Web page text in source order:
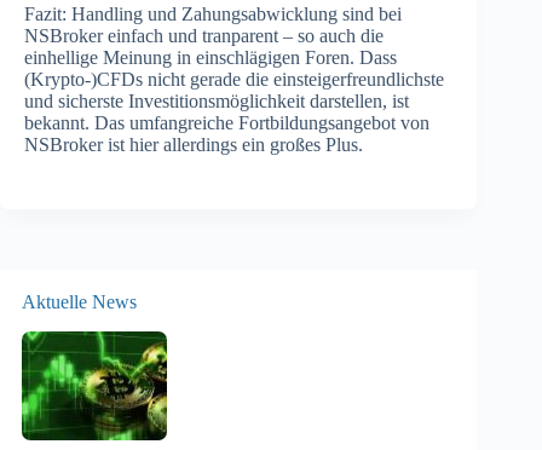
Fazit: Handling und Zahungsabwicklung sind bei
NSBroker einfach und tranparent – so auch die
einhellige Meinung in einschlägigen Foren. Dass
(Krypto-)CFDs nicht gerade die einsteigerfreundlichste
und sicherste Investitionsmöglichkeit darstellen, ist
bekannt. Das umfangreiche Fortbildungsangebot von
NSBroker ist hier allerdings ein großes Plus.
Aktuelle News